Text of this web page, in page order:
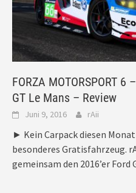
FORZA MOTORSPORT
GT Le Mans – Review
Juni 9, 2016 rAii
► Kein Carpack diesen
besonderes Gratisfahrzeug.
gemeinsam den 2016’er Ford